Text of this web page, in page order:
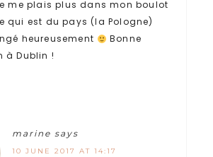
me plais plus dans mon boulot
qui est du pays (la Pologne)
heureusement
Bonne
à Dublin !
marine says
10 JUNE 2017 AT 14:17